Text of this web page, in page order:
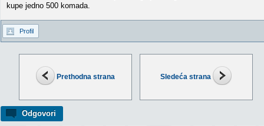
Prethodna strana Sledeća strana
Odgovori
kupe jedno 500 komada.
Profil